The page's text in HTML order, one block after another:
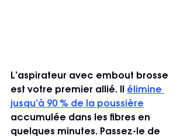
L’aspirateur avec embout brosse
est votre premier allié. Il élimine
jusqu’à 90 % de la poussière
accumulée dans les fibres en
quelques minutes. Passez-le de